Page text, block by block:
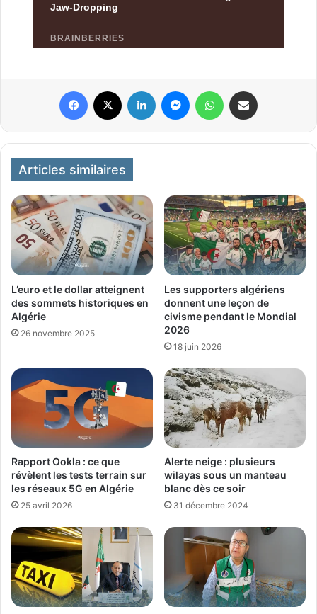
Articles similaires
L’euro et le dollar atteignent
des sommets historiques en
Algérie
26 novembre 2025
Les supporters algériens
donnent une leçon de
civisme pendant le Mondial
2026
18 juin 2026
Rapport Ookla : ce que
révèlent les tests terrain sur
les réseaux 5G en Algérie
25 avril 2026
Alerte neige : plusieurs
wilayas sous un manteau
blanc dès ce soir
31 décembre 2024